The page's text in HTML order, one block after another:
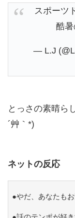
スポーツ
酷暑
— L.J
とっさの素晴ら
´艸｀*)
ネットの反応
●やだ、あなたも